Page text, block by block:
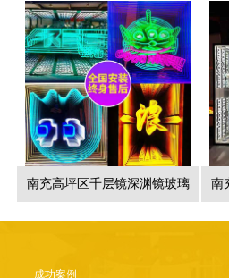
南充高坪区千层镜深渊镜玻璃 南
成功案例